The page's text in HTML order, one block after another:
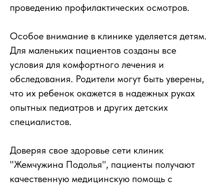
проведению профилактических осмотров.
Особое внимание в клинике уделяется детям.
Для маленьких пациентов созданы все
условия для комфортного лечения и
обследования. Родители могут быть уверены,
что их ребенок окажется в надежных руках
опытных педиатров и других детских
специалистов.
Доверяя свое здоровье сети клиник
"Жемчужина Подолья", пациенты получают
качественную медицинскую помощь с